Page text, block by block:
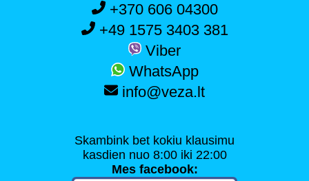
+370 606 04300
+49 1575 3403 381
Viber
WhatsApp
info@veza.lt
Skambink bet kokiu klausimu
kasdien nuo 8:00 iki 22:00
Mes facebook: